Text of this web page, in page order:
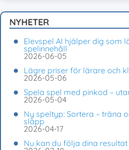
NYHETER
Elevspel AI hjälper dig som
spelinnehåll
2026-06-05
Lägre priser för lärare och
2026-05-06
Spela spel med pinkod –
2026-05-04
Ny speltyp: Sortera – träna
släpp
2026-04-17
Nu kan du följa dina